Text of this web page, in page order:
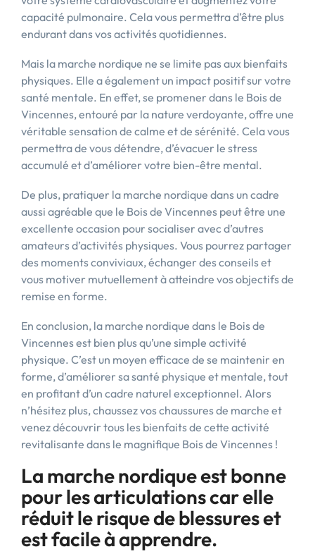
capacité pulmonaire. Cela vous permettra d’être plus
endurant dans vos activités quotidiennes.
Mais la marche nordique ne se limite pas aux bienfaits
physiques. Elle a également un impact positif sur votre
santé mentale. En effet, se promener dans le Bois de
Vincennes, entouré par la nature verdoyante, offre une
véritable sensation de calme et de sérénité. Cela vous
permettra de vous détendre, d’évacuer le stress
accumulé et d’améliorer votre bien-être mental.
De plus, pratiquer la marche nordique dans un cadre
aussi agréable que le Bois de Vincennes peut être une
excellente occasion pour socialiser avec d’autres
amateurs d’activités physiques. Vous pourrez partager
des moments conviviaux, échanger des conseils et
vous motiver mutuellement à atteindre vos objectifs de
remise en forme.
En conclusion, la marche nordique dans le Bois de
Vincennes est bien plus qu’une simple activité
physique. C’est un moyen efficace de se maintenir en
forme, d’améliorer sa santé physique et mentale, tout
en profitant d’un cadre naturel exceptionnel. Alors
n’hésitez plus, chaussez vos chaussures de marche et
venez découvrir tous les bienfaits de cette activité
revitalisante dans le magnifique Bois de Vincennes !
La marche nordique est bonne
pour les articulations car elle
réduit le risque de blessures et
est facile à apprendre.